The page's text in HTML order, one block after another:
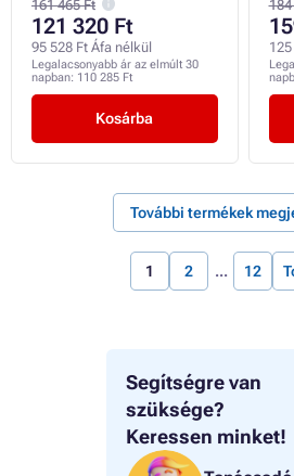
Segítségre van
szüksége?
Keressen minket!
161 465 Ft
121 320 Ft
95 528 Ft Áfa nélkül
Legalacsonyabb ár az elmúlt 30
napban: 110 285 Ft
Kosárba
184
További termékek
1 2 12